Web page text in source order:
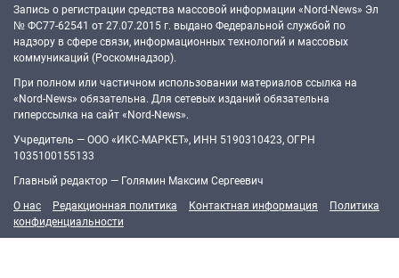
Запись о регистрации средства массовой информации «Nord-News» Эл
№ ФС77-62541 от 27.07.2015 г. выдано Федеральной службой по
надзору в сфере связи, информационных технологий и массовых
коммуникаций (Роскомнадзор).
При полном или частичном использовании материалов ссылка на
«Nord-News» обязательна. Для сетевых изданий обязательна
гиперссылка на сайт «Nord-News».
Учредитель — ООО «ИКС-МАРКЕТ», ИНН 5190310423, ОГРН
1035100155133
Главный редактор — Голямин Максим Сергеевич
О нас
Редакционная политика Контактная информация
Политика
конфиденциальности